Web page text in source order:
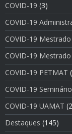
COVID-19 (3)
COVID-19
COVID-19
COVID-19
COVID-19 PETMAT
COVID-19
COVID-19 UAMAT
Destaques (145)